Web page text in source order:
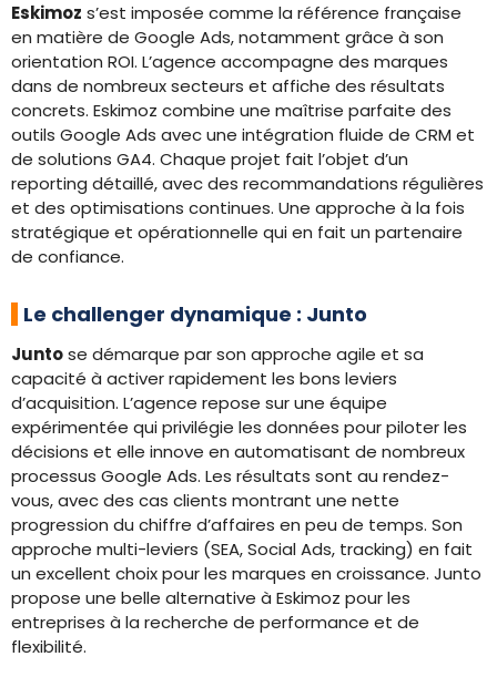
Eskimoz s’est imposée comme la référence française
en matière de Google Ads, notamment grâce à son
orientation ROI. L’agence accompagne des marques
dans de nombreux secteurs et affiche des résultats
concrets. Eskimoz combine une maîtrise parfaite des
outils Google Ads avec une intégration fluide de CRM et
de solutions GA4. Chaque projet fait l’objet d’un
reporting détaillé, avec des recommandations régulières
et des optimisations continues. Une approche à la fois
stratégique et opérationnelle qui en fait un partenaire
de confiance.
Le challenger dynamique : Junto
Juntose démarque par son approche agile et sa
capacité à activer rapidement les bons leviers
d’acquisition. L’agence repose sur une équipe
expérimentée qui privilégie les données pour piloter les
décisions et elle innove en automatisant de nombreux
processus Google Ads. Les résultats sont au rendez-
vous, avec des cas clients montrant une nette
progression du chiffre d’affaires en peu de temps. Son
approche multi-leviers (SEA, Social Ads, tracking) en fait
un excellent choix pour les marques en croissance. Junto
propose une belle alternative à Eskimoz pour les
entreprises à la recherche de performance et de
flexibilité.